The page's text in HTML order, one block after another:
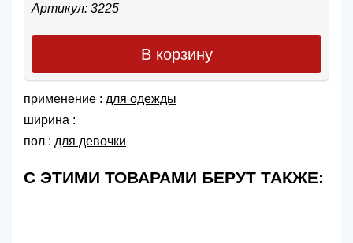
Артикул: 3225
В корзину
применение : для одежды
ширина :
пол : для девочки
С ЭТИМИ ТОВАРАМИ БЕРУТ ТАКЖЕ: